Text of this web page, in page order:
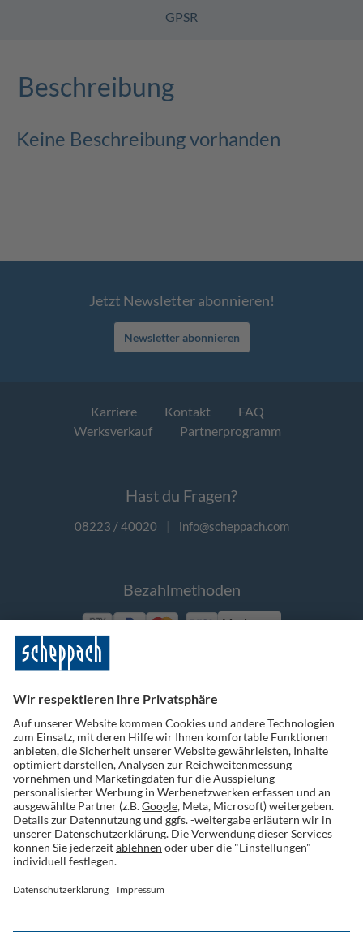
GPSR
Beschreibung
Keine Beschreibung vorhanden
Jetzt Newsletter abonnieren!
Newsletter abonnieren
Karriere Kontakt
FAQ
Werksverkauf
Partnerprogramm
Hast du Fragen?
08223 / 40020 | info@scheppach.com
Bezahlmethoden
Vorkasse
Folge uns auf Social Media